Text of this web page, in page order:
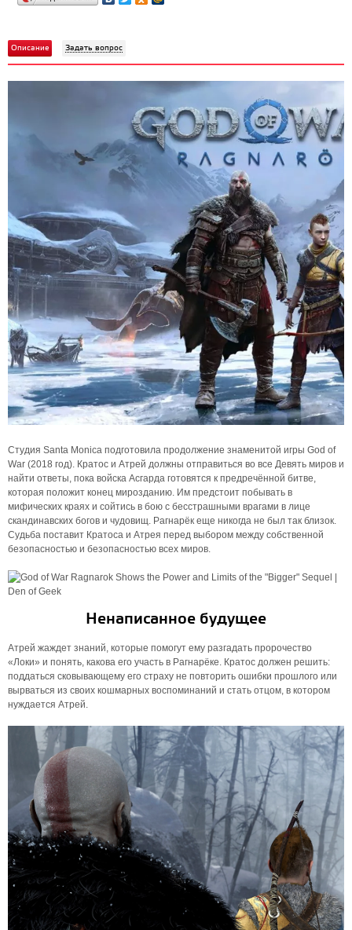
Описание Задать вопрос
Студия Santa Monica подготовила продолжение знаменитой игры God of
War (2018 год). Кратос и Атрей должны отправиться во все Девять миров и
найти ответы, пока войска Асгарда готовятся к предречённой битве,
которая положит конец мирозданию. Им предстоит побывать в
мифических краях и сойтись в бою с бесстрашными врагами в лице
скандинавских богов и чудовищ. Рагнарёк еще никогда не был так близок.
Судьба поставит Кратоса и Атрея перед выбором между собственной
безопасностью и безопасностью всех миров.
Ненаписанное будущее
Атрей жаждет знаний, которые помогут ему разгадать пророчество
«Локи» и понять, какова его участь в Рагнарёке. Кратос должен решить:
поддаться сковывающему его страху не повторить ошибки прошлого или
вырваться из своих кошмарных воспоминаний и стать отцом, в котором
нуждается Атрей.